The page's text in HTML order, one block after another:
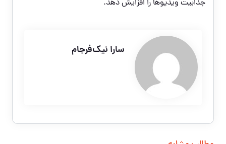
جذابیت ویدیوها را افزایش دهد.
سارا نیک‌فرجام